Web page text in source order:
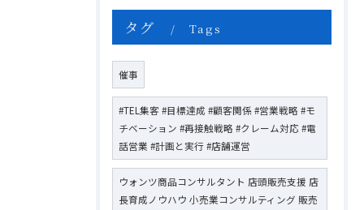
タグ Tags
催事
#TEL集客 #目標達成 #顧客関係 #営業戦略 #モ
チベーション #再接触戦略 #クレーム対応 #電
話営業 #計画と実行 #店舗運営
ウォンツ商品コンサルタント 店頭販売支援 店
長育成ノウハウ 小売業コンサルティング 販売